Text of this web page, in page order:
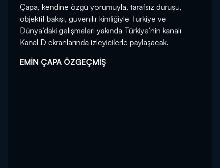
Çapa, kendine özgü yorumuyla, tarafsız duruşu,
objektif bakışı, güvenilir kimliğiyle Türkiye ve
Dünya’daki gelişmeleri yakında Türkiye’nin kanalı
Kanal D ekranlarında izleyicilerle paylaşacak.
EMİN ÇAPA ÖZGEÇMİŞ